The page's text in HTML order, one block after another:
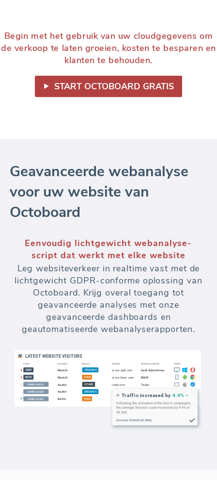
Begin met het gebruik van uw cloudgegevens om
de verkoop te laten groeien, kosten te besparen en
klanten te behouden.
START OCTOBOARD GRATIS
Geavanceerde webanalyse
voor uw website van
Octoboard
Eenvoudig lichtgewicht webanalyse-
script dat werkt met elke website
Leg websiteverkeer in realtime vast met de
lichtgewicht GDPR-conforme oplossing van
Octoboard. Krijg overal toegang tot
geavanceerde analyses met onze
geavanceerde dashboards en
geautomatiseerde webanalyserapporten.